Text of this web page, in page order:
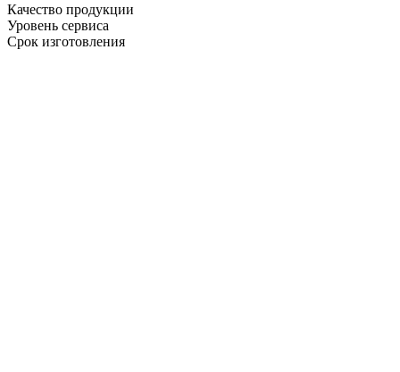
Качество продукции
Уровень сервиса
Срок изготовления